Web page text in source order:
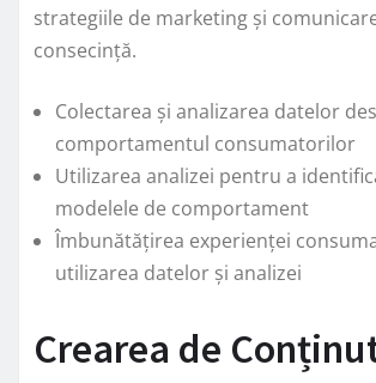
strategiile de marketing și
consecință.
Colectarea și analizarea datelor
comportamentul consumatorilor
Utilizarea analizei pentru a
modelele de comportament
Îmbunătățirea experienței
utilizarea datelor și analizei
Crearea de